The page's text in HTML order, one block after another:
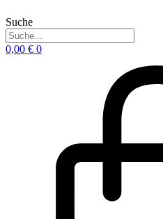
Suche
0,00 € 0